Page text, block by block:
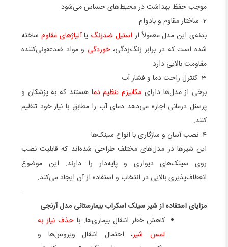
موجب حفظ بهداشت در محیط‌های حساس می‌شود.
2. ساختار مقاوم و بادوام
بدنه‌ی این مدل معمولاً از استیل ضدزنگ یاآلیاژهای مقاوم ساخته
شده است که در برابر زنگ‌زدگی،خوردگی و مواد ضدعفونی‌کننده
مقاومت بالایی دارد.
3. کنترل راحت دما و فشار آب
برخی از مدل‌ها دارای مکانیزم تنظیم دما هستند که به پزشکان و
پرسنل درمانی اجازه می‌دهد دمای آب را مطابق با نیاز خود تنظیم
کنند.
4. نصب آسان و سازگاری با انواع سینک‌ها
این شیرها در مدل‌های مختلف طراحی شده‌اند که قابلیت نصب
روی سینک‌های دیواری و پایه‌دار را دارند. این موضوع
انعطاف‌پذیری بالایی در انتخاب و استفاده از آن ایجاد می‌کند.
.
مزایای استفاده از شیر سینک اسکراب بیمارستانی مدل آرنجی
کاهش خطر انتقال بیماری‌ها: با حذف نیاز به
لمس شیر، احتمال انتقال ویروس‌ها و